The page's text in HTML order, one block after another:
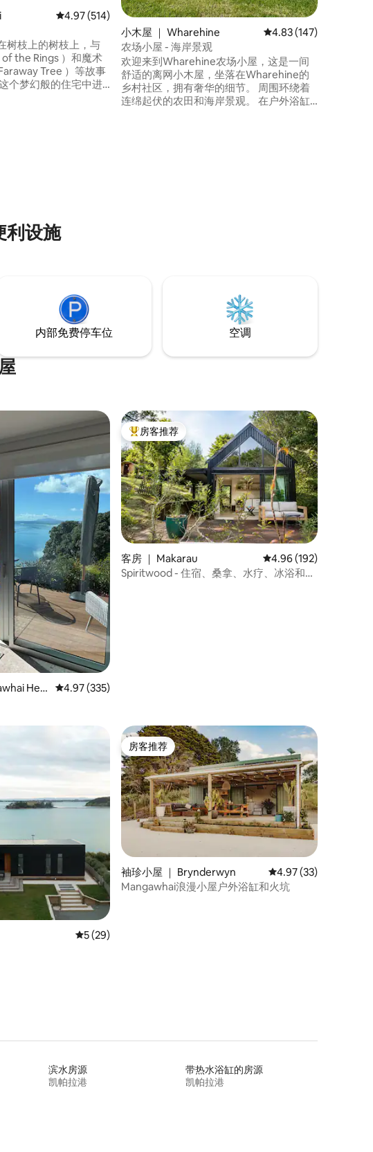
130 条评价
平均评分 4.97 分（满分 5 分），共 514 条评价
4.97 (514)
树枝上的树枝上，与
of the Rings ）和魔术
Tree ）等故事
小木屋 ｜ Wharehine 平均评分 4.83 分（满
4.83 (147)
农场小屋 - 海岸景观
欢迎来到Wharehine农场小屋，这是一间
舒适的离网小木屋，坐落在Wharehine的
乡村社区，拥有奢华的细节。 周围环绕着
连绵起伏的农田和海岸景观。 在户外浴缸
利设施
内部免费停车位 空调
106 条评价
Hea
平均评分 4.97 分（满分 5 分），共 335 条评价
4.97 (335)
热门「房客推荐」
房客推荐
客房 ｜ Makarau 平均评分 4.96 分（满
4.96 (192)
Spiritwood - 住宿、桑拿、水疗、冰浴和景
85 条评价
平均评分 5 分（满分 5 分），共 29 条评价
5 (29)
房客推荐
房客推荐
袖珍小屋 ｜ Brynderwyn 平均评分 4.97 分（满
4.97 (33)
Mangawhai浪漫小屋户外浴缸和火坑
滨水房源
凯帕拉港
带热水浴缸的房源
凯帕拉港